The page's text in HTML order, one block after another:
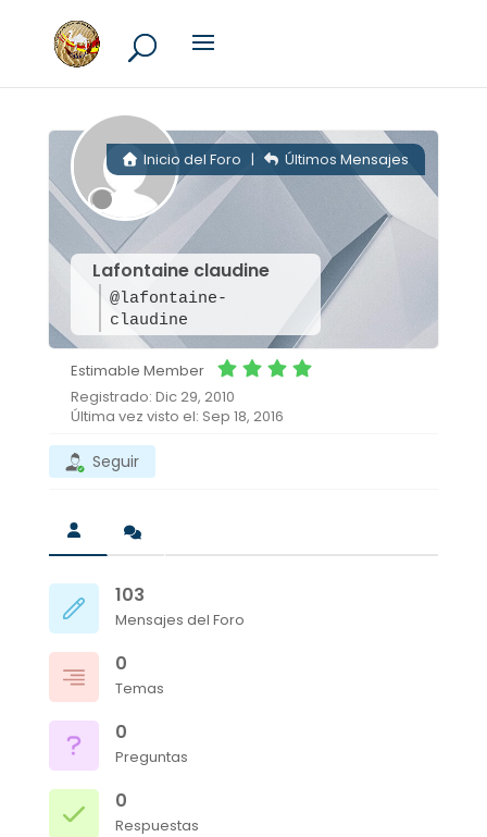
Lafontaine claudine
@lafontaine-
claudine
Inicio del Foro | Últimos Mensajes
Estimable Member
Registrado: Dic 29, 2010
Última vez visto el: Sep 18, 2016
Seguir
103
Mensajes del Foro
0
Temas
0
Preguntas
0
Respuestas